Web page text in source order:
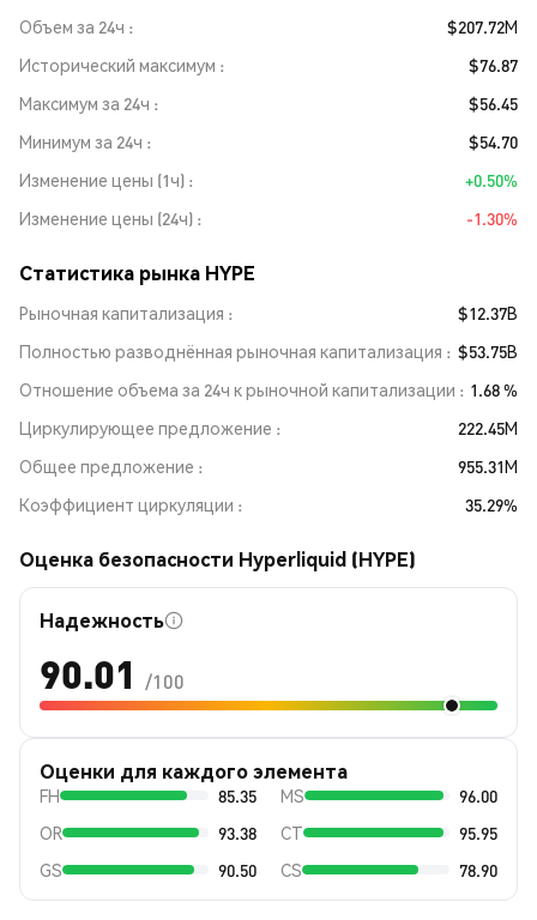
Объем за 24ч
$207.72M
Исторический максимум
$76.87
Максимум за 24ч
$56.45
Минимум за 24ч
$54.70
Изменение цены (1ч)
+0.50%
Изменение цены (24ч)
-1.30%
Статистика рынка HYPE
Рыночная капитализация
$12.37B
Полностью разводнённая рыночная капитализация
$53.75B
Отношение объема за 24ч к рыночной капитализации
1.68 %
Циркулирующее предложение
222.45M
Общее предложение
955.31M
Коэффициент циркуляции
35.29%
Оценка безопасности Hyperliquid (HYPE)
Надежность
90.01 /100
Оценки для каждого элемента
FH 85.35 MS
96.00
OR
93.38 CT
95.95
GS
90.50 CS 78.90